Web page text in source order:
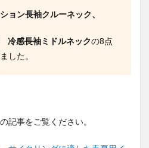
ョン長袖クルーネック、
感長袖ミドルネックの8点
した。
記事をご覧ください。